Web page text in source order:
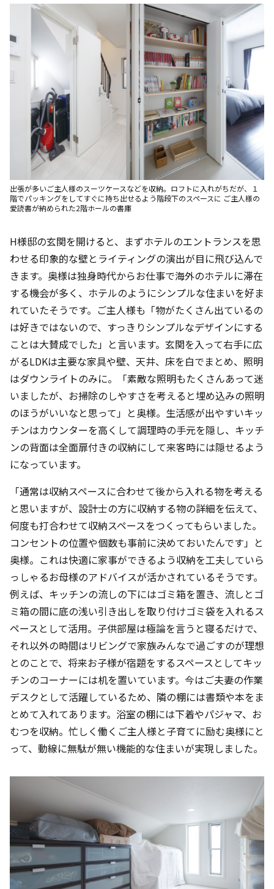
出張が多いご主人様のスーツケースなどを収納。ロフトに入れがちだが、１
階でパッキングをしてすぐに持ち出せるよう階段下のスペースに ご主人様の
愛読書が納められた2階ホールの書庫
H様邸の玄関を開けると、まずホテルのエントランスを思
わせる印象的な壁とライティングの演出が目に飛び込んで
きます。奥様は独身時代からお仕事で海外のホテルに滞在
する機会が多く、ホテルのようにシンプルな住まいを好ま
れていたそうです。ご主人様も「物がたくさん出ているの
は好きではないので、すっきりシンプルなデザインにする
ことは大賛成でした」と言います。玄関を入って右手に広
がるLDKは主要な家具や壁、天井、床を白でまとめ、照明
はダウンライトのみに。「素敵な照明もたくさんあって迷
いましたが、お掃除のしやすさを考えると埋め込みの照明
のほうがいいなと思って」と奥様。生活感が出やすいキッ
チンはカウンターを高くして調理時の手元を隠し、キッチ
ンの背面は全面扉付きの収納にして来客時には隠せるよう
になっています。
「通常は収納スペースに合わせて後から入れる物を考える
と思いますが、設計士の方に収納する物の詳細を伝えて、
何度も打合わせて収納スペースをつくってもらいました。
コンセントの位置や個数も事前に決めておいたんです」と
奥様。これは快適に家事ができるよう収納を工夫していら
っしゃるお母様のアドバイスが活かされているそうです。
例えば、キッチンの流しの下にはゴミ箱を置き、流しとゴ
ミ箱の間に底の浅い引き出しを取り付けゴミ袋を入れるス
ペースとして活用。子供部屋は極論を言うと寝るだけで、
それ以外の時間はリビングで家族みんなで過ごすのが理想
とのことで、将来お子様が宿題をするスペースとしてキッ
チンのコーナーには机を置いています。今はご夫妻の作業
デスクとして活躍しているため、隣の棚には書類や本をま
とめて入れてあります。浴室の棚には下着やパジャマ、お
むつを収納。忙しく働くご主人様と子育てに励む奥様にと
って、動線に無駄が無い機能的な住まいが実現しました。